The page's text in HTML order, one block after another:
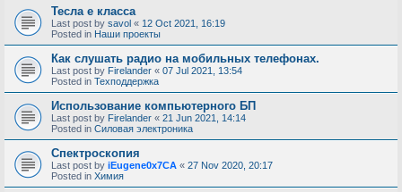
Тесла е класса
Last post by savol « 12 Oct 2021, 16:19
Posted in Наши проекты
Как слушать радио на мобильных телефонах.
Last post by Firelander « 07 Jul 2021, 13:54
Posted in Техподдержка
Использование компьютерного БП
Last post by Firelander « 21 Jun 2021, 14:14
Posted in Силовая электроника
Спектроскопия
Last post by iEugene0x7CA « 27 Nov 2020, 20:17
Posted in Химия